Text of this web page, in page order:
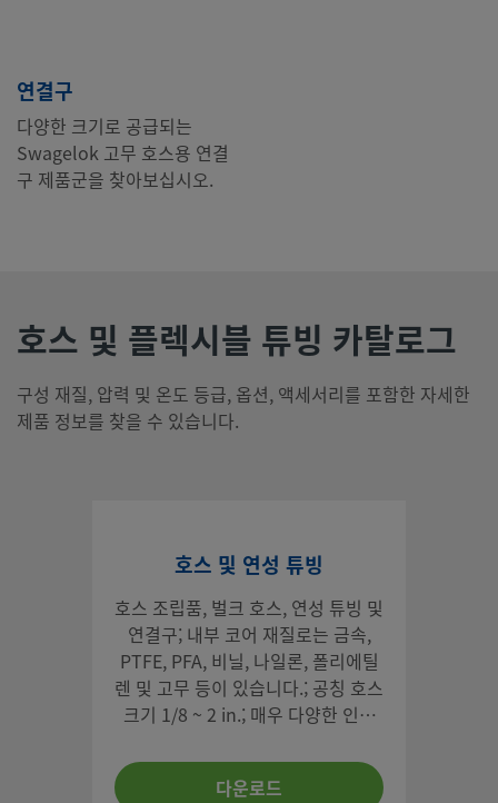
연결구
다양한 크기로 공급되는
Swagelok 고무 호스용 연결
구 제품군을 찾아보십시오.
호스 및 플렉시블 튜빙 카탈로그
구성 재질, 압력 및 온도 등급, 옵션, 액세서리를 포함한 자세한
제품 정보를 찾을 수 있습니다.
호스 및 연성 튜빙
호스 조립품, 벌크 호스, 연성 튜빙 및
연결구; 내부 코어 재질로는 금속,
PTFE, PFA, 비닐, 나일론, 폴리에틸
렌 및 고무 등이 있습니다.; 공칭 호스
크기 1/8 ~ 2 in.; 매우 다양한 인치
이 제공; 커버, 태그 부착 및 테스트
옵션 제공
다운로드